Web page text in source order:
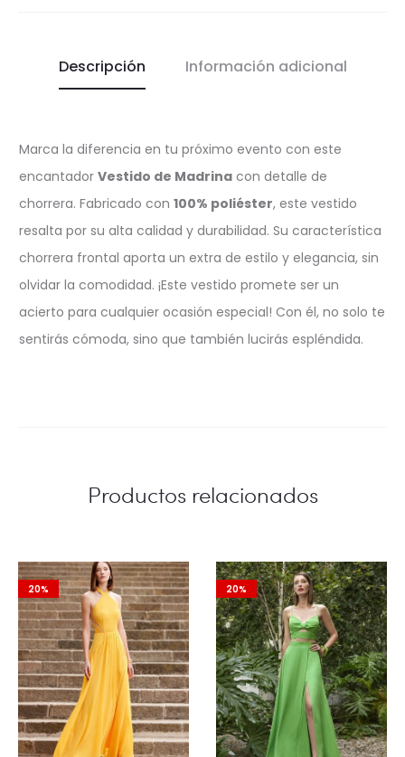
Descripción Información adicional
Marca la diferencia en tu próximo evento con este
encantador Vestido de Madrina con detalle de
chorrera. Fabricado con 100% poliéster, este vestido
resalta por su alta calidad y durabilidad. Su característica
chorrera frontal aporta un extra de estilo y elegancia, sin
olvidar la comodidad. ¡Este vestido promete ser un
acierto para cualquier ocasión especial! Con él, no solo te
sentirás cómoda, sino que también lucirás espléndida.
Productos relacionados
20% 20%